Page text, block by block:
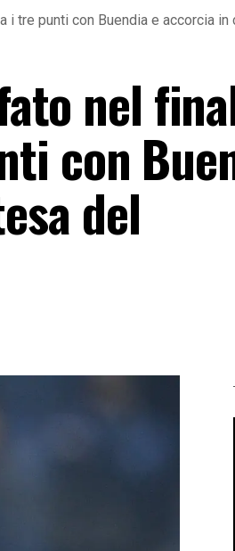
i tre punti con Buendia e accorcia
nel
con
del